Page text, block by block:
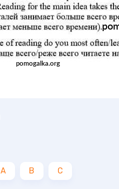
A B C